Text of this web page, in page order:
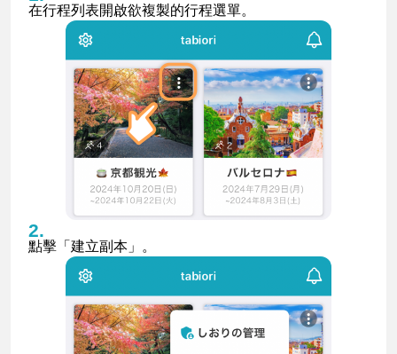
在行程列表開啟欲複製的行程選單。
點擊「建立副本」。